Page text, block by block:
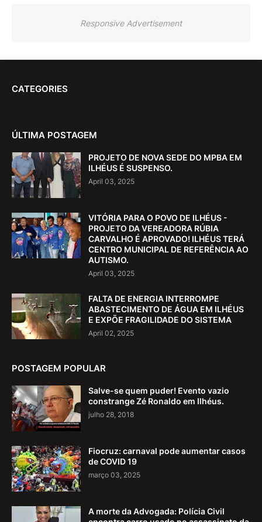
Responsive Advertisement
CATEGORIES
ÚLTIMA POSTAGEM
PROJETO DE NOVA SEDE DO MPBA EM
ILHÉUS É SUSPENSO.
April 03, 2025
VITÓRIA PARA O POVO DE ILHÉUS -
PROJETO DA VEREADORA RÚBIA
CARVALHO É APROVADO! ILHÉUS TERÁ
CENTRO MUNICIPAL DE REFERÊNCIA AO
AUTISMO.
April 03, 2025
FALTA DE ENERGIA INTERROMPE
ABASTECIMENTO DE ÁGUA EM ILHÉUS
E EXPÕE FRAGILIDADE DO SISTEMA
April 02, 2025
POSTAGEM POPULAR
Salve-se quem puder! Evento vazio
constrange Zé Ronaldo em Ilhéus.
julho 28, 2018
Fiocruz: carnaval pode aumentar casos
de COVID 19
março 03, 2025
A morte da Advogada: Polícia Civil